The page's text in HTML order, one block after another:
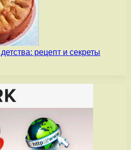
рецепт и секреты